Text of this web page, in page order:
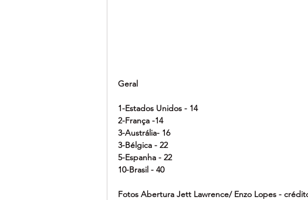
Geral
1-Estados Unidos - 14
2-França -14
3-Austrália- 16
3-Bélgica - 22
5-Espanha - 22
10-Brasil - 40
Fotos Abertura Jett Lawrence/ Enzo Lopes -